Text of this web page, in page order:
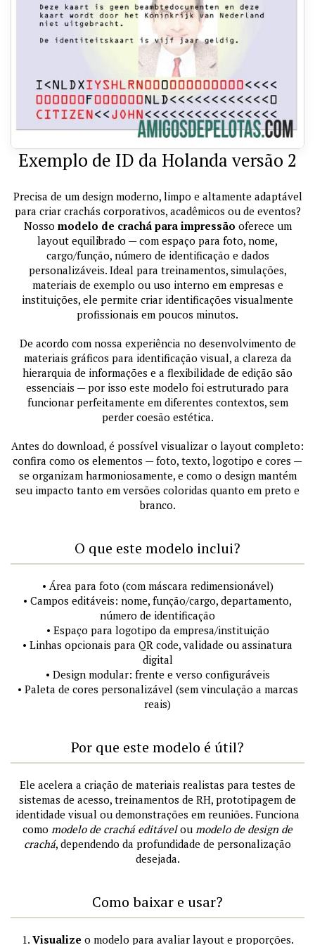
Exemplo de ID da Holanda versão 2
Precisa de um design moderno, limpo e altamente adaptável
para criar crachás corporativos, acadêmicos ou de eventos?
Nosso modelo de crachá para impressão oferece um
layout equilibrado — com espaço para foto, nome,
cargo/função, número de identificação e dados
personalizáveis. Ideal para treinamentos, simulações,
materiais de exemplo ou uso interno em empresas e
instituições, ele permite criar identificações visualmente
profissionais em poucos minutos.
De acordo com nossa experiência no desenvolvimento de
materiais gráficos para identificação visual, a clareza da
hierarquia de informações e a flexibilidade de edição são
essenciais — por isso este modelo foi estruturado para
funcionar perfeitamente em diferentes contextos, sem
perder coesão estética.
Antes do download, é possível visualizar o layout completo:
confira como os elementos — foto, texto, logotipo e cores —
se organizam harmoniosamente, e como o design mantém
seu impacto tanto em versões coloridas quanto em preto e
branco.
O que este modelo inclui?
• Área para foto (com máscara redimensionável)
• Campos editáveis: nome, função/cargo, departamento,
número de identificação
• Espaço para logotipo da empresa/instituição
• Linhas opcionais para QR code, validade ou assinatura
digital
• Design modular: frente e verso configuráveis
• Paleta de cores personalizável (sem vinculação a marcas
reais)
Por que este modelo é útil?
Ele acelera a criação de materiais realistas para testes de
sistemas de acesso, treinamentos de RH, prototipagem de
identidade visual ou demonstrações em reuniões. Funciona
como modelo de crachá editávelou modelo de design de
crachá, dependendo da profundidade de personalização
desejada.
Como baixar e usar?
1. Visualize o modelo para avaliar layout e proporções.